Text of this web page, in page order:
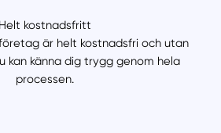
Helt kostnadsfritt
är helt kostnadsfri och utan
kan känna dig trygg genom hela
processen.